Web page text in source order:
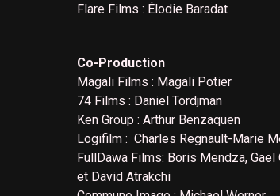
Flare Films : Élodie Baradat
Co-Production
Magali Films : Magali Potier
74 Films : Daniel Tordjman
Ken Group : Arthur Benzaquen
Logifilm : Charles Regnault-Marie
FullDawa Films: Boris Mendza, Gaël
et David Atrakchi